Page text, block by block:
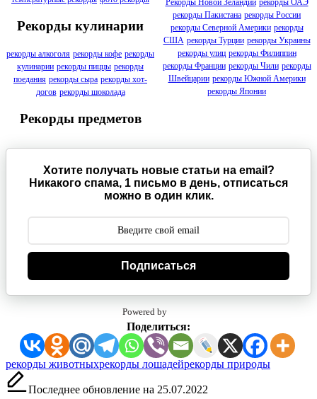
Рекорды кулинарии
рекорды алкоголя рекорды кофе рекорды
кулинарии рекорды пиццы рекорды
поедания рекорды сыра рекорды хот-
догов рекорды шоколада
Рекорды предметов
Рекорды Новой Зеландии рекорды ОАЭ
рекорды Пакистана рекорды России
рекорды Северной Америки рекорды
США рекорды Турции рекорды Украины
рекорды улиц рекорды Филиппин
рекорды Франции рекорды Чили рекорды
Швейцарии рекорды Южной Америки
рекорды Японии
Хотите получать новые статьи на email?
Никакого спама, 1 письмо в день, отписаться
можно в один клик.
Подписаться
Powered by
Поделиться:
Метки:
рекорды животныхрекорды лошадейрекорды природы
Последнее обновление на 25.07.2022